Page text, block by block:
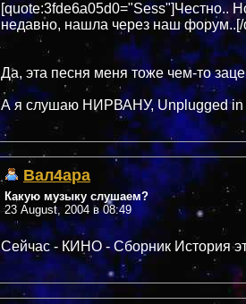
[quote:3fde6a05d0="Sess"]Честно..
недавно, нашла через наш форум..[/
Да, эта песня меня тоже чем-то
А я слушаю НИРВАНУ, Unplugged in
Вал4ара
Какую музыку слушаем?
23 August, 2004 в 08:49
Сейчас - КИНО - Сборник История